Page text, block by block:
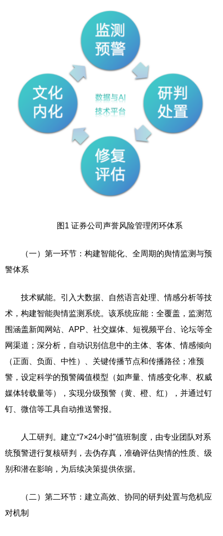
图1 证券公司声誉风险管理闭环体系
（一）第一环节：构建智能化、全周期的舆情监测与预
警体系
技术赋能。引入大数据、自然语言处理、情感分析等技
术，构建智能舆情监测系统。该系统应能：全覆盖，监测范
围涵盖新闻网站、APP、社交媒体、短视频平台、论坛等全
网渠道；深分析，自动识别信息中的主体、客体、情感倾向
（正面、负面、中性）、关键传播节点和传播路径；准预
警，设定科学的预警阈值模型（如声量、情感变化率、权威
媒体转载量等），实现分级预警（黄、橙、红），并通过钉
钉、微信等工具自动推送警报。
人工研判。建立“7×24小时”值班制度，由专业团队对系
统预警进行复核研判，去伪存真，准确评估舆情的性质、级
别和潜在影响，为后续决策提供依据。
（二）第二环节：建立高效、协同的研判处置与危机应
对机制